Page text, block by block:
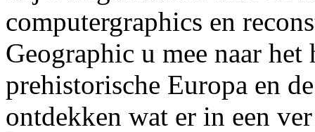
computergraphics en
Geographic u mee naar
prehistorische Europa en
ontdekken wat er in een